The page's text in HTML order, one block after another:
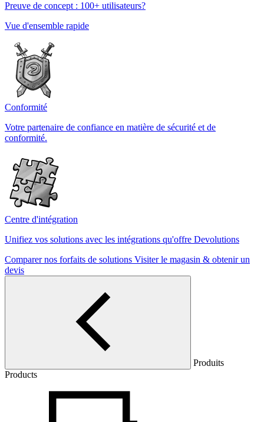
Preuve de concept : 100+ utilisateurs?
Vue d'ensemble rapide
Conformité
Votre partenaire de confiance en matière de sécurité et de
conformité.
Centre d'intégration
Unifiez vos solutions avec les intégrations qu'offre Devolutions
Comparer nos forfaits de solutions Visiter le magasin & obtenir un
devis
Produits
Products